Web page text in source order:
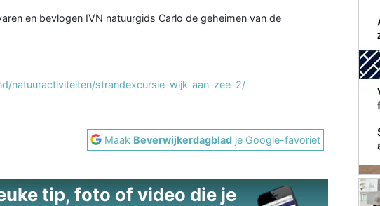
en bevlogen IVN natuurgids Carlo de geheimen van de
natuuractiviteiten/strandexcursie-wijk-aan-zee-2/
Maak Beverwijkerdagblad je Google-favoriet
tip, foto of video die je